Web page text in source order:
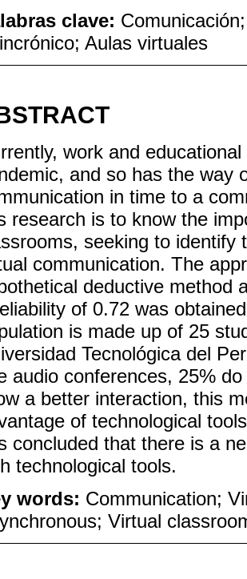
clave:
Aulas virtuales
work and
and so has the way
in time to a
research is to know the
seeking to identify
communication. The
deductive method
of 0.72 was
is made up of 25
Tecnológica del
audio conferences, 25%
a better interaction, this
of technological
concluded that there is a
technological tools.
words: Communication;
Virtual